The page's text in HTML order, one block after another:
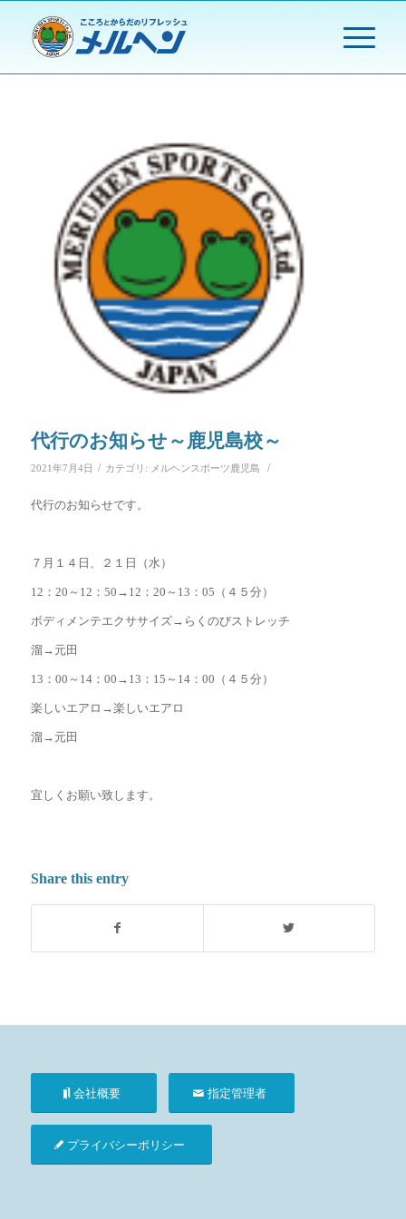
代行のお知らせ～鹿児島校～
2021年7月4日 / カテゴリ: メルヘンスポーツ鹿児島 /
代行のお知らせです。
７月１４日、２１日（水）
12：20～12：50→12：20～13：05（４５分）
ボディメンテエクササイズ→らくのびストレッチ
溜→元田
13：00～14：00→13：15～14：00（４５分）
楽しいエアロ→楽しいエアロ
溜→元田
宜しくお願い致します。
Share this entry
会社概要 指定管理者
プライバシーポリシー